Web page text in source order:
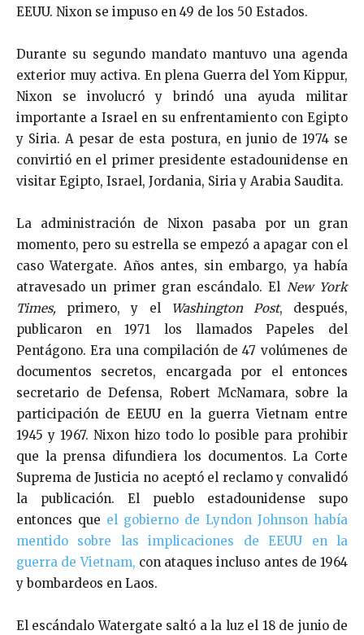
EEUU. Nixon se impuso en 49 de los 50 Estados.
Durante su segundo mandato mantuvo una agenda
exterior muy activa. En plena Guerra del Yom Kippur,
Nixon se involucró y brindó una ayuda militar
importante a Israel en su enfrentamiento con Egipto
y Siria. A pesar de esta postura, en junio de 1974 se
convirtió en el primer presidente estadounidense en
visitar Egipto, Israel, Jordania, Siria y Arabia Saudita.
La administración de Nixon pasaba por un gran
momento, pero su estrella se empezó a apagar con el
caso Watergate. Años antes, sin embargo, ya había
atravesado un primer gran escándalo. El New York
Times, primero, y el Washington Post, después,
publicaron en 1971 los llamados Papeles del
Pentágono. Era una compilación de 47 volúmenes de
documentos secretos, encargada por el entonces
secretario de Defensa, Robert McNamara, sobre la
participación de EEUU en la guerra Vietnam entre
1945 y 1967. Nixon hizo todo lo posible para prohibir
que la prensa difundiera los documentos. La Corte
Suprema de Justicia no aceptó el reclamo y convalidó
la publicación. El pueblo estadounidense supo
entonces que el gobierno de Lyndon Johnson había
mentido sobre las implicaciones de EEUU en la
guerra de Vietnam, con ataques incluso antes de 1964
y bombardeos en Laos.
El escándalo Watergate saltó a la luz el 18 de junio de